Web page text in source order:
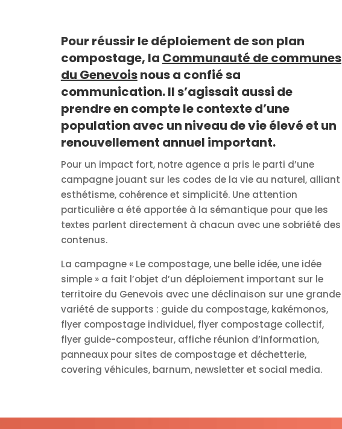
Pour réussir le déploiement de son plan
compostage, la Communauté de communes
du Genevoisnous a confié sa
communication. Il s’agissait aussi de
prendre en compte le contexte d’une
population avec un niveau de vie élevé et un
renouvellement annuel important.
Pour un impact fort, notre agence a pris le parti d’une
campagne jouant sur les codes de la vie au naturel, alliant
esthétisme, cohérence et simplicité. Une attention
particulière a été apportée à la sémantique pour que les
textes parlent directement à chacun avec une sobriété des
contenus.
La campagne « Le compostage, une belle idée, une idée
simple » a fait l’objet d’un déploiement important sur le
territoire du Genevois avec une déclinaison sur une grande
variété de supports : guide du compostage, kakémonos,
flyer compostage individuel, flyer compostage collectif,
flyer guide-composteur, affiche réunion d’information,
panneaux pour sites de compostage et déchetterie,
covering véhicules, barnum, newsletter et social media.